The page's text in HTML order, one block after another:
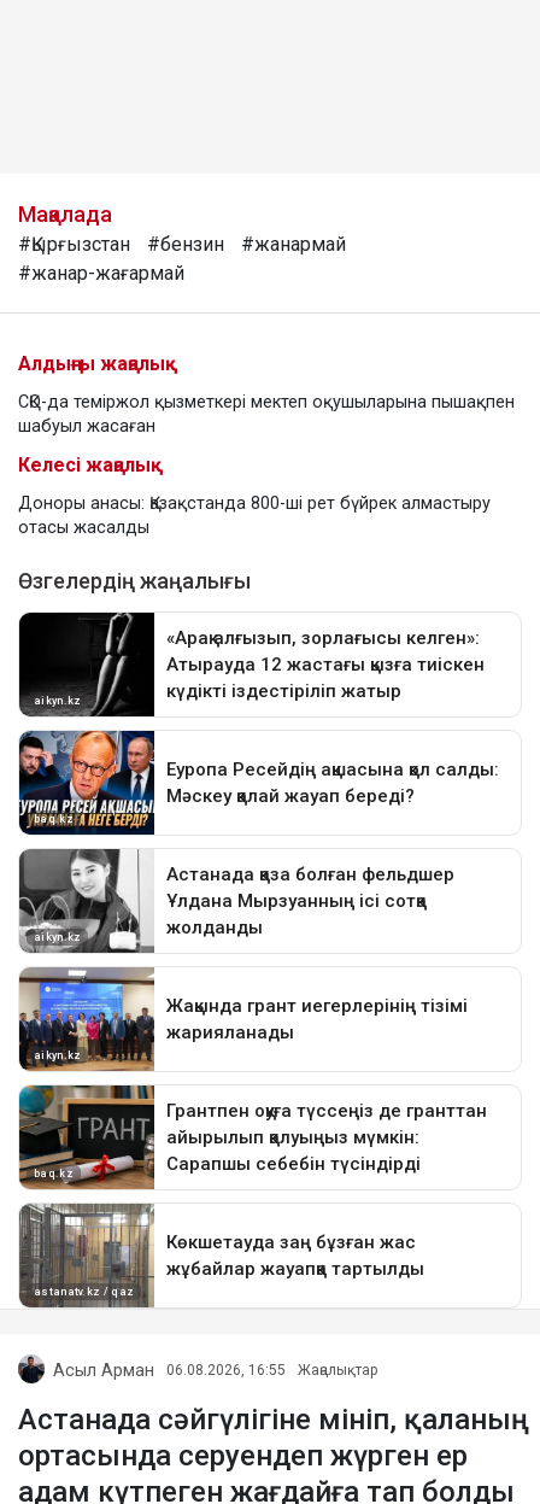
Мақалада
#Қырғызстан #бензин
#жанармай
#жанар-жағармай
Алдыңғы жаңалық
СҚО-да теміржол қызметкері мектеп оқушыларына пышақпен
шабуыл жасаған
Келесі жаңалық
Доноры анасы: Қазақстанда 800-ші рет бүйрек алмастыру
отасы жасалды
Асыл Арман 06.08.2026, 16:55 Жаңалықтар
Астанада сәйгүлігіне мініп, қаланың
ортасында серуендеп жүрген ер
адам күтпеген жағдайға тап болды